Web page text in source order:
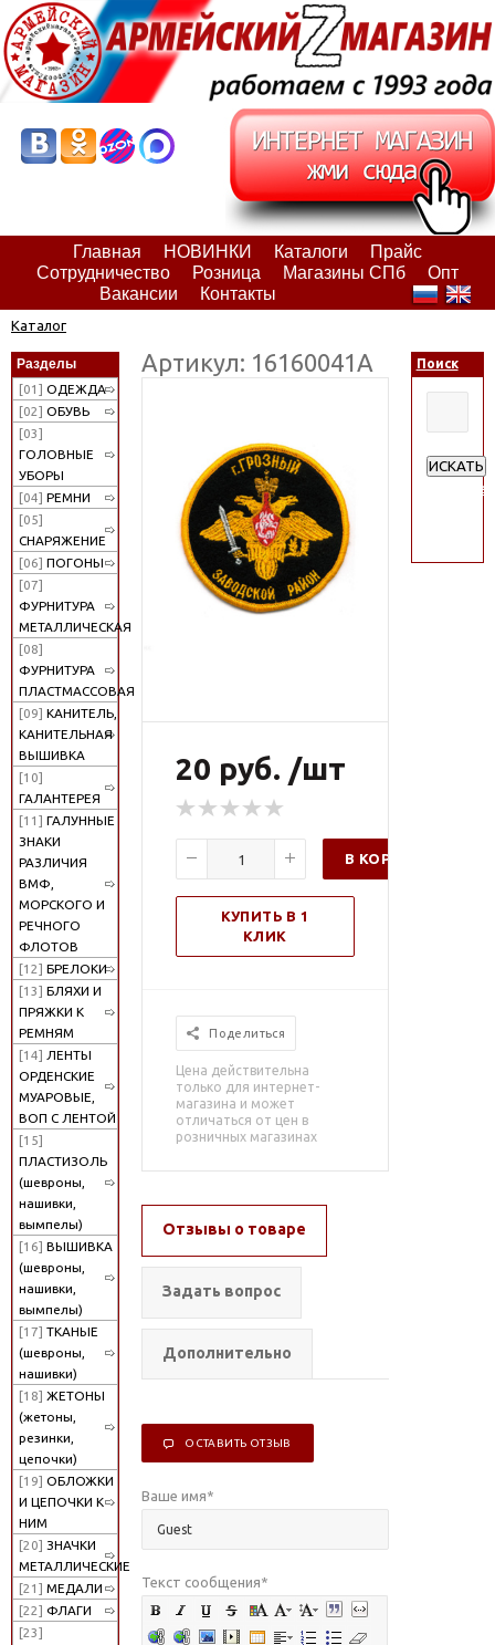
Главная НОВИНКИ Каталоги
Прайс
Сотрудничество
Розница Магазины СПб
Опт
Вакансии
Контакты
Каталог
Разделы
[01] ОДЕЖДА
[02] ОБУВЬ
[03]
ГОЛОВНЫЕ
УБОРЫ
[04] РЕМНИ
[05]
СНАРЯЖЕНИЕ
[06] ПОГОНЫ
[07]
ФУРНИТУРА
МЕТАЛЛИЧЕСКАЯ
[08]
ФУРНИТУРА
ПЛАСТМАССОВАЯ
[09] КАНИТЕЛЬ,
КАНИТЕЛЬНАЯ
ВЫШИВКА
[10]
ГАЛАНТЕРЕЯ
[11] ГАЛУННЫЕ
ЗНАКИ
РАЗЛИЧИЯ
ВМФ,
МОРСКОГО И
РЕЧНОГО
ФЛОТОВ
[12] БРЕЛОКИ
[13] БЛЯХИ И
ПРЯЖКИ К
РЕМНЯМ
[14] ЛЕНТЫ
ОРДЕНСКИЕ
МУАРОВЫЕ,
ВОП С ЛЕНТОЙ
[15]
ПЛАСТИЗОЛЬ
(шевроны,
нашивки,
вымпелы)
[16] ВЫШИВКА
(шевроны,
нашивки,
вымпелы)
[17] ТКАНЫЕ
(шевроны,
нашивки)
[18] ЖЕТОНЫ
(жетоны,
резинки,
цепочки)
[19] ОБЛОЖКИ
И ЦЕПОЧКИ К
НИМ
[20] ЗНАЧКИ
МЕТАЛЛИЧЕСКИЕ
[21] МЕДАЛИ
[22] ФЛАГИ
[23]
Артикул: 16160041А
20 руб. /шт
В КОРЗИНУ
КУПИТЬ В 1
КЛИК
Поделиться
Цена действительна
только для интернет-
магазина и может
отличаться от цен в
розничных магазинах
Отзывы о товаре
Задать вопрос
Дополнительно
ОСТАВИТЬ ОТЗЫВ
Ваше имя*
Текст сообщения*
Поиск
ИСКАТЬ